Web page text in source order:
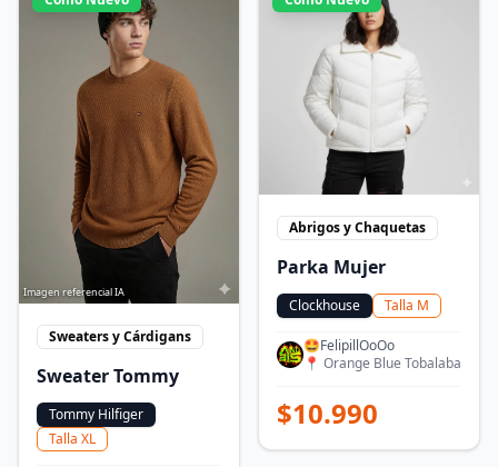
Imagen referencial IA
Sweaters y Cárdigans
Sweater Tommy
Tommy Hilfiger
Talla XL
Abrigos y Chaquetas
Parka Mujer
Clockhouse Talla M
🤩FelipillOoOo
📍 Orange Blue Tobalaba
$10.990